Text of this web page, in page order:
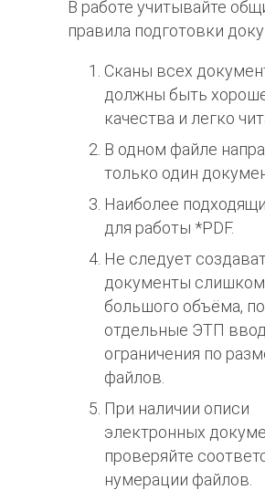
В работе учитывайте
правила подготовки
Сканы всех
должны быть
качества и легко
В одном файле
только один
Наиболее
для работы *PDF.
Не следует
документы слишком
большого объёма,
отдельные ЭТП
ограничения по
файлов.
При наличии описи
электронных
проверяйте
нумерации файлов.